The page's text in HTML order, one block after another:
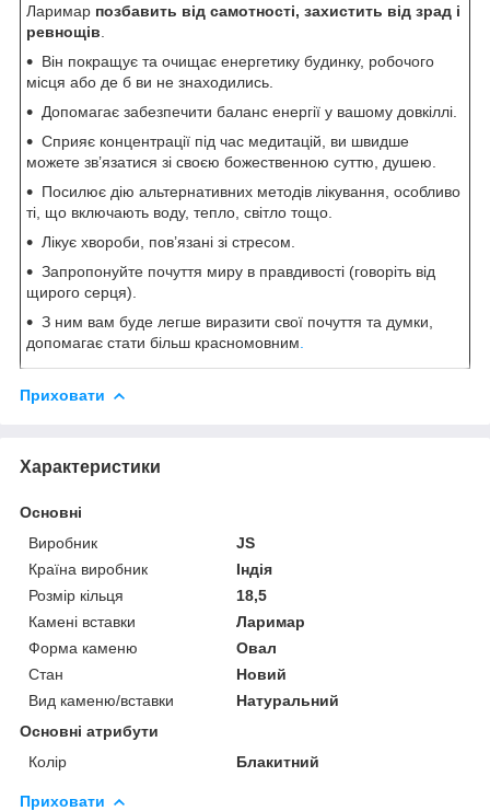
Ларимар позбавить від самотності, захистить від зрад і
ревнощів
Він покращує та очищає енергетику будинку, робочого
місця або де б ви не знаходились.
Допомагає забезпечити баланс енергії у вашому довкіллі.
Сприяє концентрації під час медитацій, ви швидше
можете зв’язатися зі своєю божественною суттю, душею.
Посилює дію альтернативних методів лікування, особливо
ті, що включають воду, тепло, світло тощо.
Лікує хвороби, пов’язані зі стресом.
Запропонуйте почуття миру в правдивості (говоріть від
щирого серця).
З ним вам буде легше виразити свої почуття та думки,
допомагає стати більш красномовним
Приховати
Характеристики
Основні
Виробник
JS
Країна виробник
Індія
Розмір кільця
18,5
Камені вставки
Ларимар
Форма каменю
Овал
Стан
Новий
Вид каменю/вставки
Натуральний
Основні атрибути
Колір
Блакитний
Приховати